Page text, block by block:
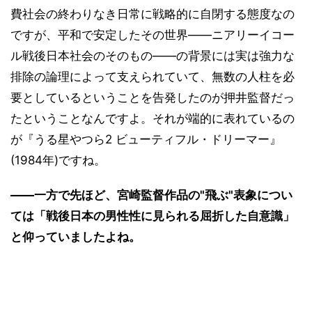
費社会の終わりなき日常に戦略的に自閉する態度なの
ですが、平和で安定したその世界――ニアリーイコー
ル戦後日本社会のそのもの――の背景には実は強力な
排除の論理によって支えられていて、無数の人柱を必
要としているということを告発したのが押井監督だっ
たということなんですよ。それが端的に表れているの
が『うる星やつら2 ビューティフル・ドリーマー』
(1984年)ですね。
――一方で先ほど、宮崎監督作品の"飛ぶ"表象につい
ては「戦後日本の男性性に見られる屈折した自意識」
と仰っていましたよね。